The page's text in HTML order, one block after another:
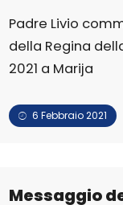
Padre Livio
della Regina
2021 a Marija
6 Febbraio 2021
Messaggio